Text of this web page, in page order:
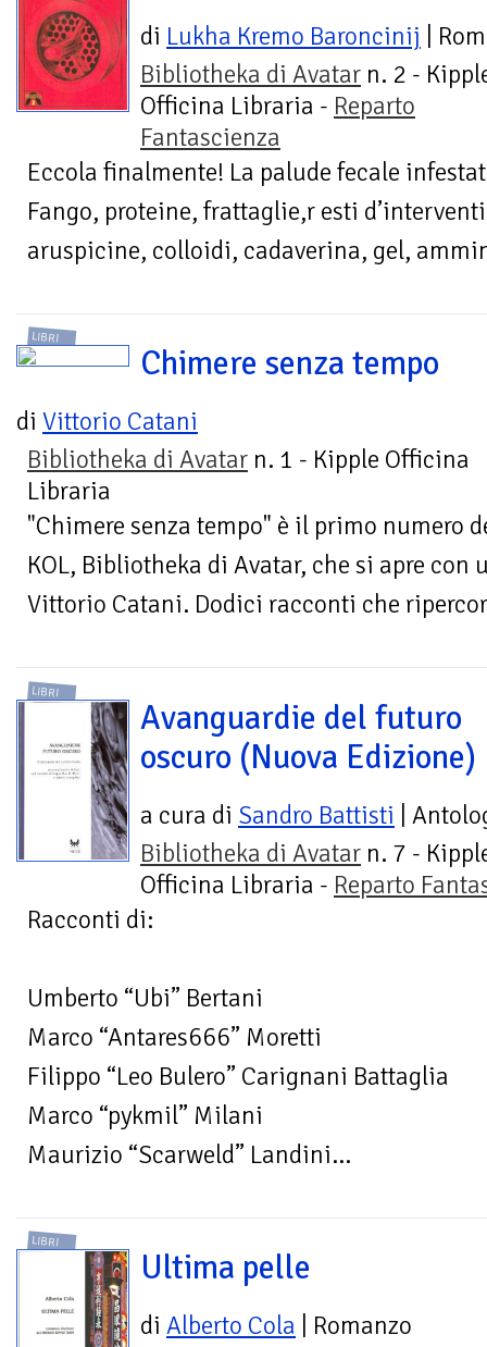
di Lukha Kremo Baroncinij |
Bibliotheka di Avatar n. 2 -
Officina Libraria - Reparto
Fantascienza
Eccola finalmente! La palude fecale
Fango, proteine, frattaglie,r esti
aruspicine, colloidi, cadaverina, gel,
LIBRI
Chimere senza tempo
di Vittorio Catani
Bibliotheka di Avatar n. 1 - Kipple Officina
Libraria
"Chimere senza tempo" è il primo numero
KOL, Bibliotheka di Avatar, che si apre
Vittorio Catani. Dodici racconti che
LIBRI
Avanguardie del futuro
oscuro (Nuova Edizione)
a cura di Sandro Battisti |
Bibliotheka di Avatar n. 7 -
Officina Libraria - Reparto
Racconti di:
Umberto “Ubi” Bertani
Marco “Antares666” Moretti
Filippo “Leo Bulero” Carignani Battaglia
Marco “pykmil” Milani
Maurizio “Scarweld” Landini...
LIBRI
Ultima pelle
di Alberto Cola | Romanzo